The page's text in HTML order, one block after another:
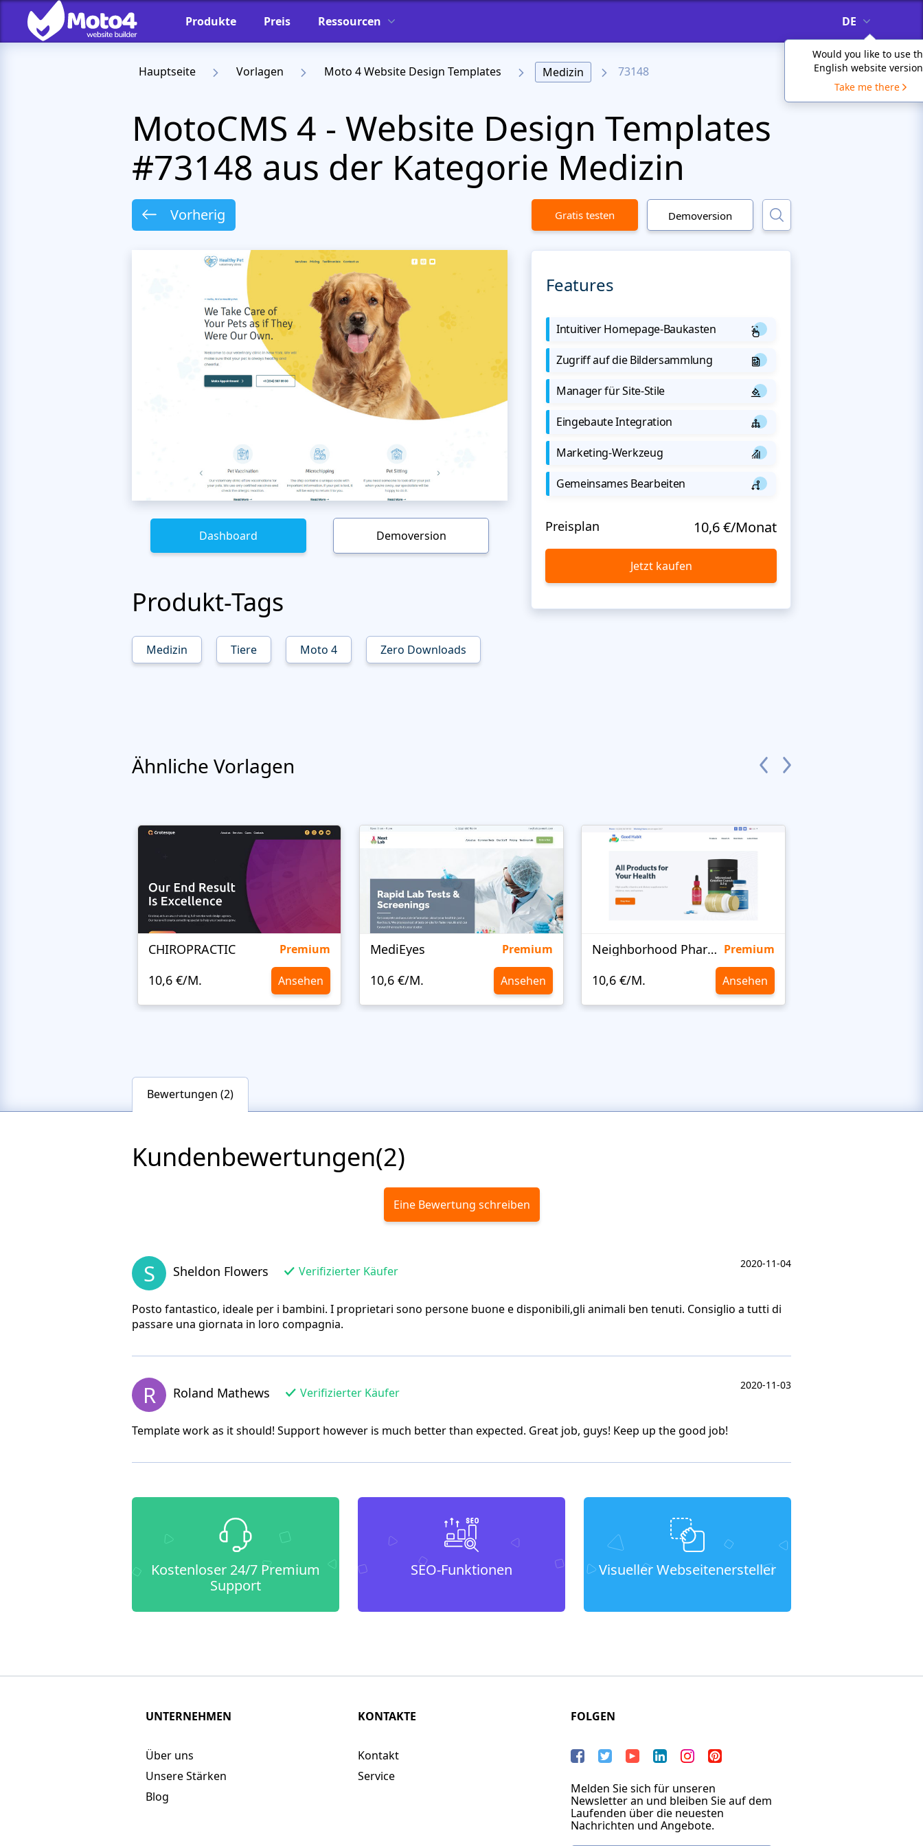
Produkte Preis Ressourcen DE
Would you like to use
English website
Take me there
Hauptseite Vorlagen Moto 4 Website Design Templates Medizin 73148
MotoCMS 4 - Website Design Templates
#73148 aus der Kategorie Medizin
Vorherig Gratis testen Demoversion
Dashboard Demoversion
Produkt-Tags
Medizin Tiere Moto 4 Zero Downloads
Features
Intuitiver Homepage-Baukasten
Zugriff auf die Bildersammlung
Manager für Site-Stile
Eingebaute Integration
Marketing-Werkzeug
Gemeinsames Bearbeiten
Preisplan 10,6 €/Monat
Jetzt kaufen
Ähnliche Vorlagen
CHIROPRACTIC Premium
10,6 €/M. Ansehen
MediEyes Premium
10,6 €/M. Ansehen
Neighborhood Pharmacy Premium
10,6 €/M. Ansehen
Bewertungen (2)
Kundenbewertungen(2)
Eine Bewertung schreiben
S Sheldon Flowers Verifizierter Käufer
2020-11-04
Posto fantastico, ideale per i bambini. I proprietari sono persone buone e disponibili,gli animali ben tenuti. Consiglio a tutti di
passare una giornata in loro compagnia.
R Roland Mathews Verifizierter Käufer
2020-11-03
Template work as it should! Support however is much better than expected. Great job, guys! Keep up the good job!
Kostenloser 24/7 Premium
Support
SEO-Funktionen Visueller Webseitenersteller
UNTERNEHMEN
Über uns
Unsere Stärken
Blog
KONTAKTE
Kontakt
Service
FOLGEN
Melden Sie sich für unseren
Newsletter an und bleiben Sie auf dem
Laufenden über die neuesten
Nachrichten und Angebote.